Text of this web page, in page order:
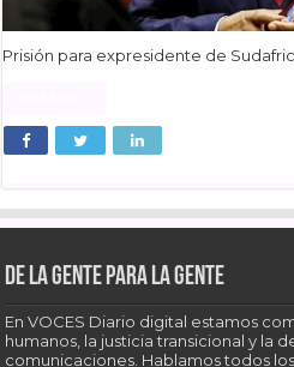
Prisión para expresidente de
De la gente para la gente
En VOCES Diario digital estamos
humanos, la justicia transicional y la
comunicaciones. Hablamos todos